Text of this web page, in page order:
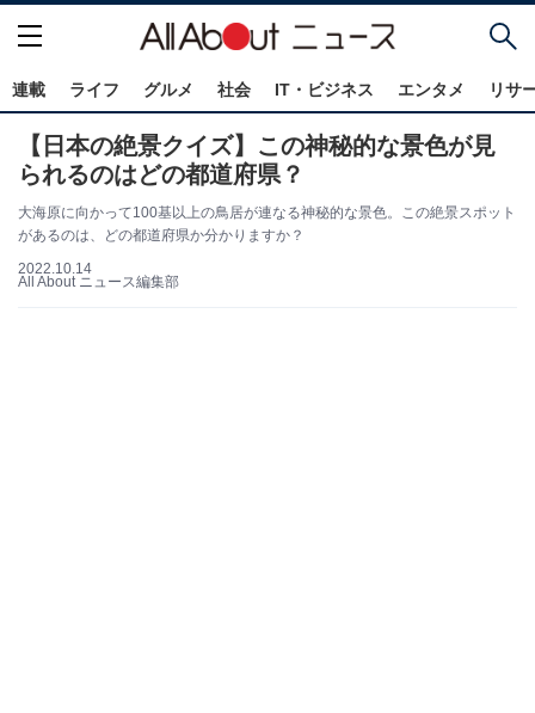
連載 ライフ グルメ 社会 IT・ビジネス エンタメ リサ
【日本の絶景クイズ】この神秘的な景色が見
られるのはどの都道府県？
大海原に向かって100基以上の鳥居が連なる神秘的な景色。この絶景スポット
があるのは、どの都道府県か分かりますか？
2022.10.14
All About ニュース編集部